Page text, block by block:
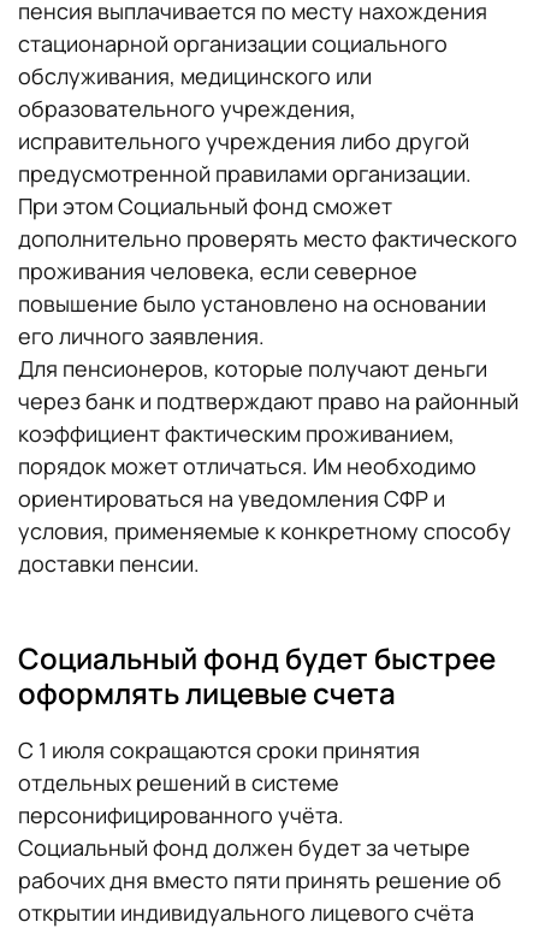
пенсия выплачивается по месту нахождения
стационарной организации социального
обслуживания, медицинского или
образовательного учреждения,
исправительного учреждения либо другой
предусмотренной правилами организации.
При этом Социальный фонд сможет
дополнительно проверять место фактического
проживания человека, если северное
повышение было установлено на основании
его личного заявления.
Для пенсионеров, которые получают деньги
через банк и подтверждают право на районный
коэффициент фактическим проживанием,
порядок может отличаться. Им необходимо
ориентироваться на уведомления СФР и
условия, применяемые к конкретному способу
доставки пенсии.
Социальный фонд будет быстрее
оформлять лицевые счета
С 1 июля сокращаются сроки принятия
отдельных решений в системе
персонифицированного учёта.
Социальный фонд должен будет за четыре
рабочих дня вместо пяти принять решение об
открытии индивидуального лицевого счёта